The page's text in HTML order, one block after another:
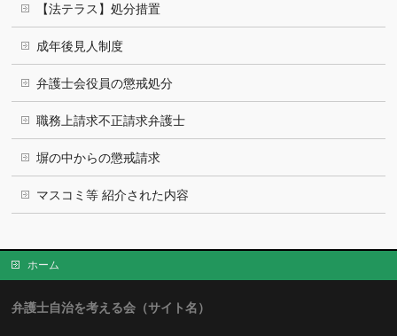
【法テラス】処分措置
成年後見人制度
弁護士会役員の懲戒処分
職務上請求不正請求弁護士
塀の中からの懲戒請求
マスコミ等 紹介された内容
ホーム
弁護士自治を考える会（サイト名）